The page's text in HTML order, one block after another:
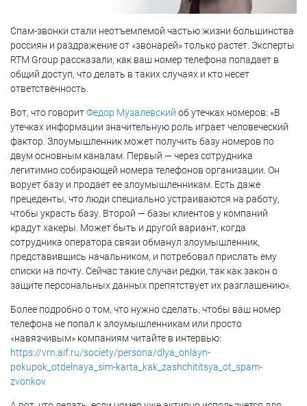
Спам-звонки стали неотъемлемой частью жизни большинства
россиян и раздражение от «звонарей» только растет. Эксперты
RTM Group рассказали, как ваш номер телефона попадает в
общий доступ, что делать в таких случаях и кто несет
ответственность.
Вот, что говоритФедор Музалевский об утечках номеров: «В
утечках информации значительную роль играет человеческий
фактор. Злоумышленник может получить базу номеров по
двум основным каналам. Первый — через сотрудника
легитимно собирающей номера телефонов организации. Он
ворует базу и продает ее злоумышленникам. Есть даже
прецеденты, что люди специально устраиваются на работу,
чтобы украсть базу. Второй — базы клиентов у компаний
крадут хакеры. Может быть и другой вариант, когда
сотрудника оператора связи обманул злоумышленник,
представившись начальником, и потребовал прислать ему
списки на почту. Сейчас такие случаи редки, так как закон о
защите персональных данных препятствует их разглашению».
Более подробно о том, что нужно сделать, чтобы ваш номер
телефона не попал к злоумышленникам или просто
«навязчивым» компаниям читайте в интервью:
https://vrn.aif.ru/society/persona/dlya_onlayn-
pokupok_otdelnaya_sim-karta_kak_zashchititsya_ot_spam-
zvonkov